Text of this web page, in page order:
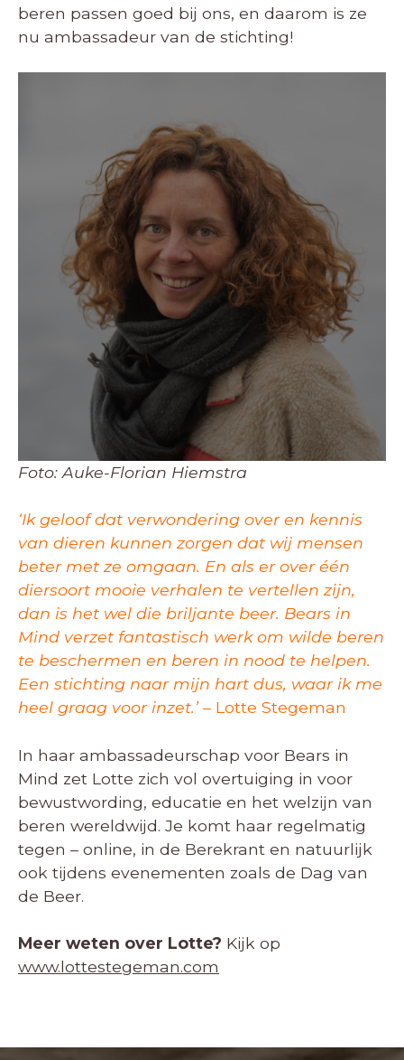
beren passen goed bij ons, en daarom is ze
nu ambassadeur van de stichting!
Foto: Auke-Florian Hiemstra
‘Ik geloof dat verwondering over en kennis
van dieren kunnen zorgen dat wij mensen
beter met ze omgaan. En als er over één
diersoort mooie verhalen te vertellen zijn,
dan is het wel die briljante beer. Bears in
Mind verzet fantastisch werk om wilde beren
te beschermen en beren in nood te helpen.
Een stichting naar mijn hart dus, waar ik me
heel graag voor inzet.’– Lotte Stegeman
In haar ambassadeurschap voor Bears in
Mind zet Lotte zich vol overtuiging in voor
bewustwording, educatie en het welzijn van
beren wereldwijd. Je komt haar regelmatig
tegen – online, in de Berekrant en natuurlijk
ook tijdens evenementen zoals de Dag van
de Beer.
Meer weten over Lotte? Kijk op
www.lottestegeman.com